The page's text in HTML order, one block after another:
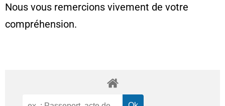
Nous vous remercions vivement de votre
compréhension.